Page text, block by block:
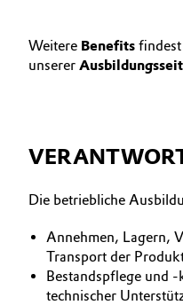
Home Care &
Lubricants &
Medical Devices
Metals & Mining
Oil & Gas,
Investor Relations
Weitere Benefits
unserer
Die betriebliche
Annehmen, Lagern,
Transport der
Bestandspflege und
technischer